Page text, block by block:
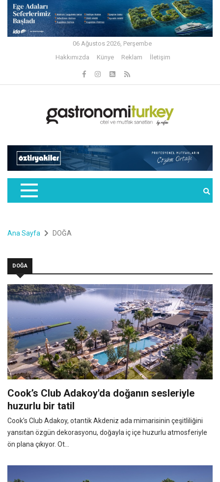
06 Ağustos 2026, Perşembe
Hakkımızda
Künye Reklam İletişim
Ana Sayfa DOĞA
DOĞA
Cook’s Club Adakoy'da doğanın sesleriyle
huzurlu bir tatil
Cook’s Club Adakoy, otantik Akdeniz ada mimarisinin çeşitliliğini
yansıtan özgün dekorasyonu, doğayla iç içe huzurlu atmosferiyle
ön plana çıkıyor. Ot...